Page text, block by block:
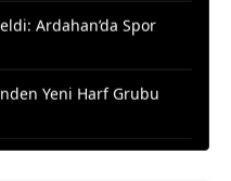
Yeni Harf Grubu
Demir ve Meclis